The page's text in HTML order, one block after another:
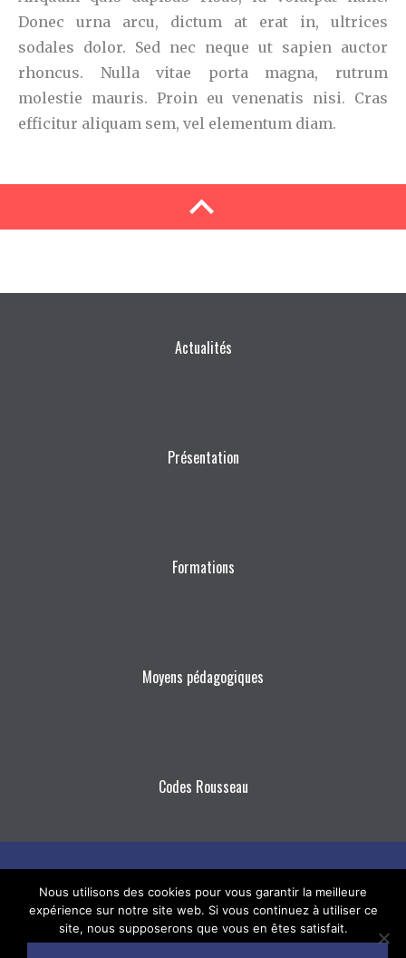
Donec urna arcu, dictum at erat in, ultrices
sodales dolor. Sed nec neque ut sapien auctor
rhoncus. Nulla vitae porta magna, rutrum
molestie mauris. Proin eu venenatis nisi. Cras
efficitur aliquam sem, vel elementum diam.
Actualités
Présentation
Formations
Moyens pédagogiques
Codes Rousseau
E-
mail
Facebook
Nous utilisons des cookies pour vous garantir la meilleure
expérience sur notre site web. Si vous continuez à utiliser ce
site, nous supposerons que vous en êtes satisfait.